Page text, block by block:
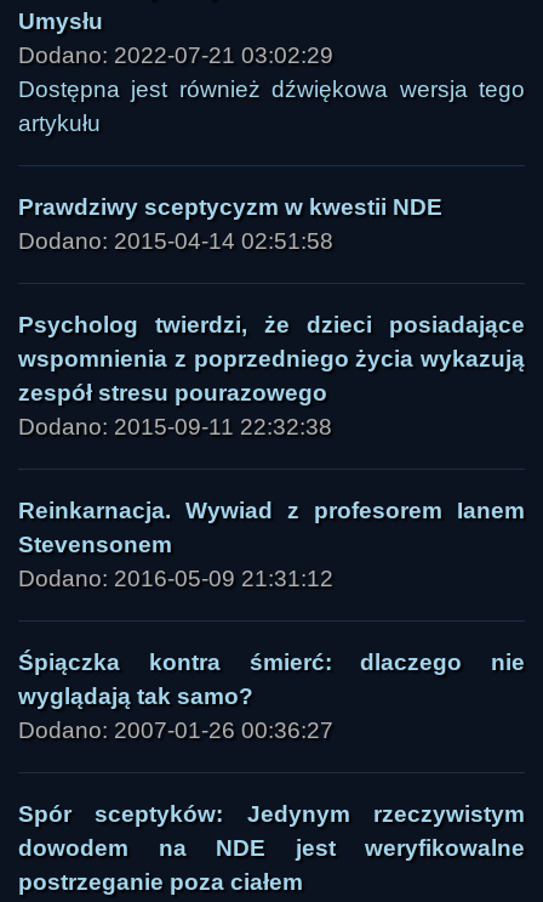
Umysłu
Dodano: 2022-07-21 03:02:29
Dostępna jest również dźwiękowa wersja tego
artykułu
Prawdziwy sceptycyzm w kwestii NDE
Dodano: 2015-04-14 02:51:58
Psycholog twierdzi, że dzieci posiadające
wspomnienia z poprzedniego życia wykazują
zespół stresu pourazowego
Dodano: 2015-09-11 22:32:38
Reinkarnacja. Wywiad z profesorem Ianem
Stevensonem
Dodano: 2016-05-09 21:31:12
Śpiączka kontra śmierć: dlaczego nie
wyglądają tak samo?
Dodano: 2007-01-26 00:36:27
Spór sceptyków: Jedynym rzeczywistym
dowodem na NDE jest weryfikowalne
postrzeganie poza ciałem